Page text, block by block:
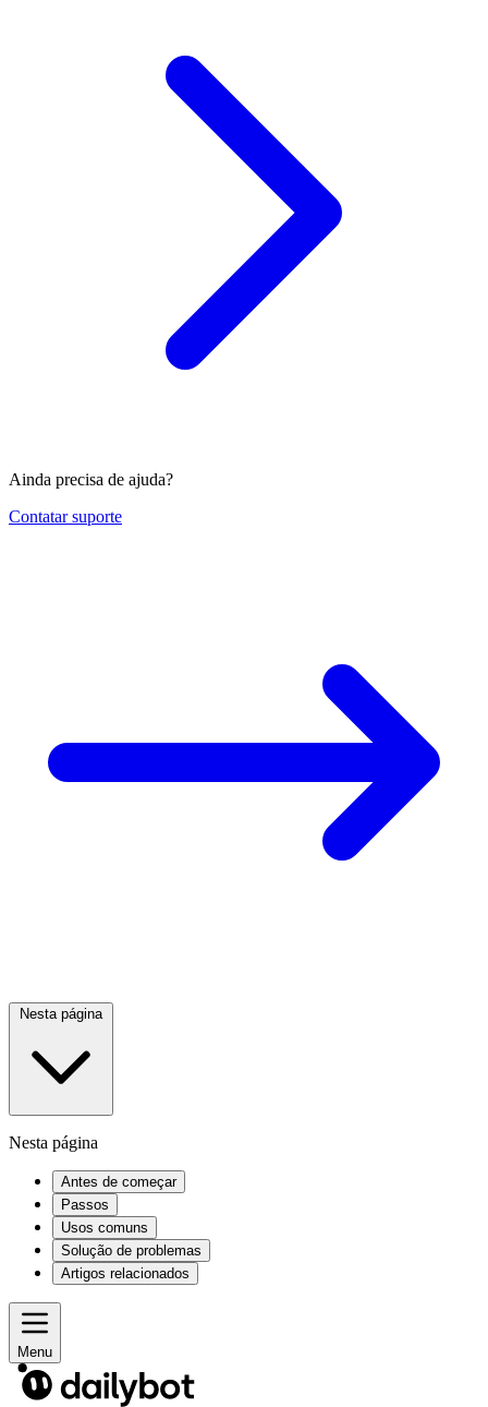
Ainda precisa de ajuda?
Contatar suporte
Nesta página
Nesta página
Antes de começar
Passos
Usos comuns
Solução de problemas
Artigos relacionados
Menu